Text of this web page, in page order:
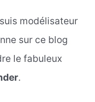
modélisateur
sur ce blog
le fabuleux
.